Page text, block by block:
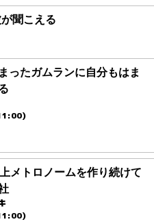
聞こえる
ったガムランに自分もはま
メトロノームを作り続けて